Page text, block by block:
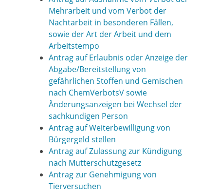
Mehrarbeit und vom Verbot der
Nachtarbeit in besonderen Fällen,
sowie der Art der Arbeit und dem
Arbeitstempo
Antrag auf Erlaubnis oder Anzeige der
Abgabe/Bereitstellung von
gefährlichen Stoffen und Gemischen
nach ChemVerbotsV sowie
Änderungsanzeigen bei Wechsel der
sachkundigen Person
Antrag auf Weiterbewilligung von
Bürgergeld stellen
Antrag auf Zulassung zur Kündigung
nach Mutterschutzgesetz
Antrag zur Genehmigung von
Tierversuchen